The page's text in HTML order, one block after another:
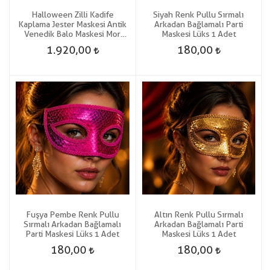
Halloween Zilli Kadife
Kaplama Jester Maskesi Antik
Venedik Balo Maskesi Mor
1.920,00
Siyah Renk Pullu Sırmalı
Arkadan Bağlamalı Parti
Maskesi Lüks 1 Adet
180,00
Fuşya Pembe Renk Pullu
Sırmalı Arkadan Bağlamalı
Parti Maskesi Lüks 1 Adet
180,00
Altın Renk Pullu Sırmalı
Arkadan Bağlamalı Parti
Maskesi Lüks 1 Adet
180,00